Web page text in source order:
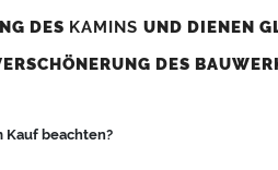
bitte"ohne"Bohrungen
Abstand vom Kaminrand ca.
Abstand vom Kaminrand ca.
DES KAMINS UND DIENEN
DES
Kauf beachten?